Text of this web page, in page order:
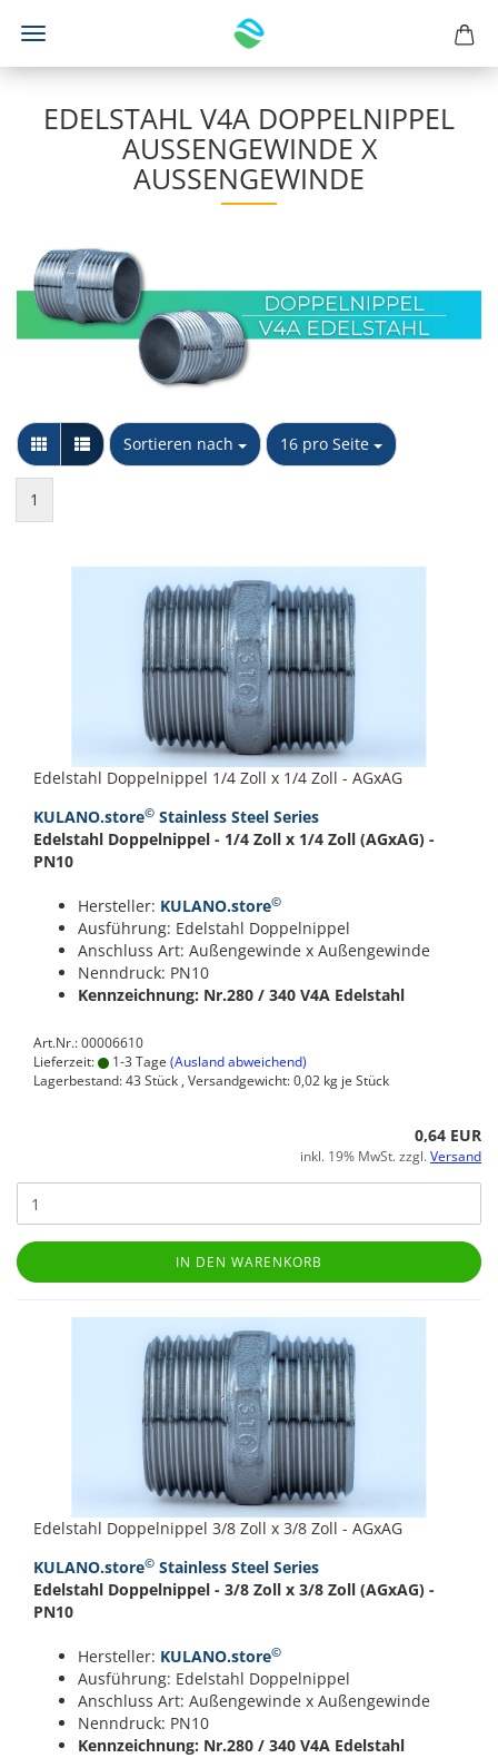
EDELSTAHL V4A DOPPELNIPPEL
AUSSENGEWINDE X A
USSENGEWINDE
Sortieren nach
Sortieren nach 16 pro Seite
pro Seite
1
Edelstahl Doppelnippel 1/4 Zoll x 1/4 Zoll - AGxAG
KULANO.store© Stainless Steel Series
Edelstahl Doppelnippel - 1/4 Zoll x 1/4 Zoll (AGxAG) -
PN10
Hersteller: KULANO.store©
Ausführung: Edelstahl Doppelnippel
Anschluss Art: Außengewinde x Außengewinde
Nenndruck: PN10
Kennzeichnung: Nr.280 / 340 V4A Edelstahl
Art.Nr.: 00006610
Lieferzeit:
1-3 Tage (Ausland abweichend)
Lagerbestand: 43 Stück , Versandgewicht:0,02 kg je Stück
0,64 EUR
inkl. 19% MwSt. zzgl.Versand
IN DEN WARENKORB
Edelstahl Doppelnippel 3/8 Zoll x 3/8 Zoll - AGxAG
KULANO.store© Stainless Steel Series
Edelstahl Doppelnippel - 3/8 Zoll x 3/8 Zoll (AGxAG) -
PN10
Hersteller: KULANO.store©
Ausführung: Edelstahl Doppelnippel
Anschluss Art: Außengewinde x Außengewinde
Nenndruck: PN10
Kennzeichnung: Nr.280 / 340 V4A Edelstahl